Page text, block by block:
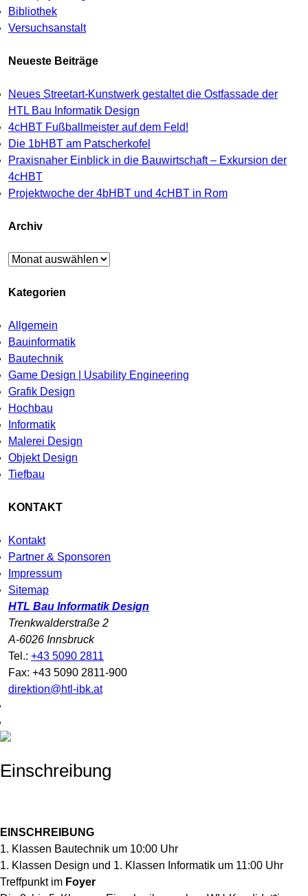
Bibliothek
Versuchsanstalt
Neueste Beiträge
Neues Streetart-Kunstwerk gestaltet die Ostfassade der
HTL Bau Informatik Design
4cHBT Fußballmeister auf dem Feld!
Die 1bHBT am Patscherkofel
Praxisnaher Einblick in die Bauwirtschaft – Exkursion der
4cHBT
Projektwoche der 4bHBT und 4cHBT in Rom
Archiv
Archiv
Kategorien
Allgemein
Bauinformatik
Bautechnik
Game Design | Usability Engineering
Grafik Design
Hochbau
Informatik
Malerei Design
Objekt Design
Tiefbau
KONTAKT
Kontakt
Partner & Sponsoren
Impressum
Sitemap
HTL Bau Informatik Design
Trenkwalderstraße 2
A-6026 Innsbruck
Tel.: +43 5090 2811
Fax: +43 5090 2811-900
direktion@htl-ibk.at
Einschreibung
EINSCHREIBUNG
1. Klassen Bautechnik um 10:00 Uhr
1. Klassen Design und 1. Klassen Informatik um 11:00 Uhr
Treffpunkt im Foyer